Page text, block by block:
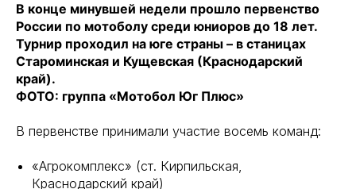
В конце минувшей недели прошло первенство
России по мотоболу среди юниоров до 18 лет.
Турнир проходил на юге страны – в станицах
Староминская и Кущевская (Краснодарский
край).
ФОТО: группа «Мотобол Юг Плюс»
В первенстве принимали участие восемь команд:
«Агрокомплекс» (ст. Кирпильская,
Краснодарский край)